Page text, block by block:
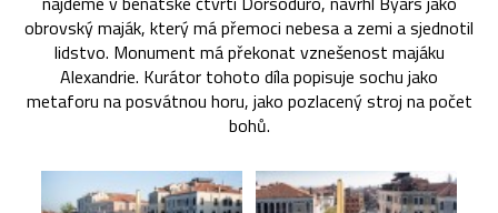
obrovský maják, který má přemoci nebesa a zemi a sjednotil
lidstvo. Monument má překonat vznešenost majáku
Alexandrie. Kurátor tohoto díla popisuje sochu jako
metaforu na posvátnou horu, jako pozlacený stroj na počet
bohů.